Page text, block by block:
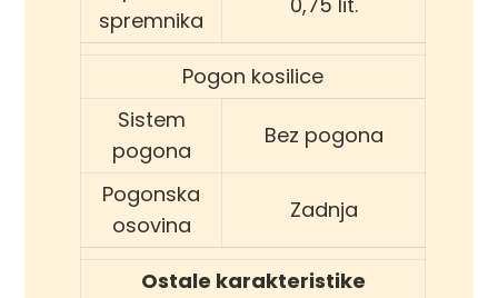
spremnika
Pogon kosilice
Sistem
pogona
Bez pogona
Pogonska
osovina
Zadnja
Ostale karakteristike